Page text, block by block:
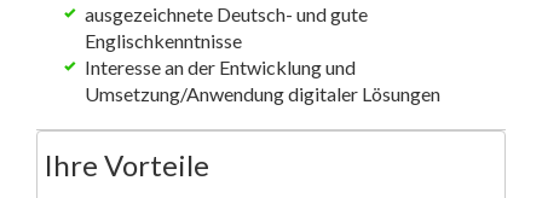
ausgezeichnete Deutsch- und gute
Englischkenntnisse
Interesse an der Entwicklung und
Umsetzung/Anwendung digitaler Lösungen
Ihre Vorteile